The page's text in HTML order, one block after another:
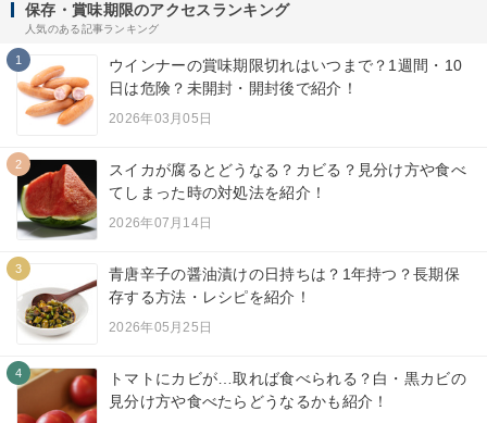
保存・賞味期限のアクセスランキング
人気のある記事ランキング
1
ウインナーの賞味期限切れはいつまで？1週間・10
日は危険？未開封・開封後で紹介！
2026年03月05日
2
スイカが腐るとどうなる？カビる？見分け方や食べ
てしまった時の対処法を紹介！
2026年07月14日
3
青唐辛子の醤油漬けの日持ちは？1年持つ？長期保
存する方法・レシピを紹介！
2026年05月25日
4
トマトにカビが…取れば食べられる？白・黒カビの
見分け方や食べたらどうなるかも紹介！